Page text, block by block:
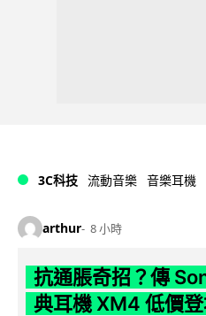
3C科技 流動音樂 音樂耳機
arthur 8 小時
抗通脹奇招？傳
典耳機 XM4 低價